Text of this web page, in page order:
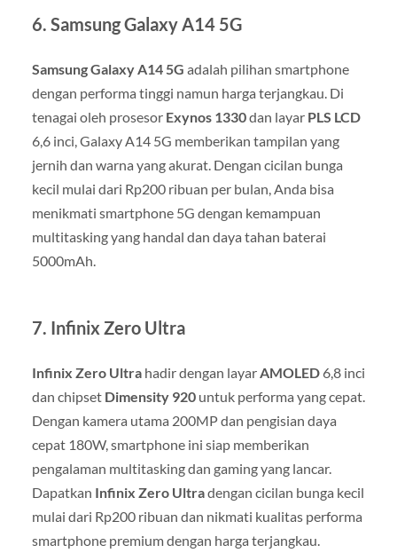
6. Samsung Galaxy A14 5G
Samsung Galaxy A14 5G adalah pilihan smartphone
dengan performa tinggi namun harga terjangkau. Di
tenagai oleh prosesor Exynos 1330dan layar PLS LCD
6,6 inci, Galaxy A14 5G memberikan tampilan yang
jernih dan warna yang akurat. Dengan cicilan bunga
kecil mulai dari Rp200 ribuan per bulan, Anda bisa
menikmati smartphone 5G dengan kemampuan
multitasking yang handal dan daya tahan baterai
5000mAh.
7. Infinix Zero Ultra
Infinix Zero Ultrahadir dengan layar AMOLED6,8 inci
dan chipset Dimensity 920untuk performa yang cepat.
Dengan kamera utama 200MP dan pengisian daya
cepat 180W, smartphone ini siap memberikan
pengalaman multitasking dan gaming yang lancar.
Dapatkan Infinix Zero Ultradengan cicilan bunga kecil
mulai dari Rp200 ribuan dan nikmati kualitas performa
smartphone premium dengan harga terjangkau.